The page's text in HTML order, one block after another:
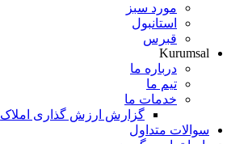
مورد سبز
استانبول
قبرس
Kurumsal
درباره ما
تیم ما
خدمات ما
گزارش ارزش گذاری املاک
سوالات متداول